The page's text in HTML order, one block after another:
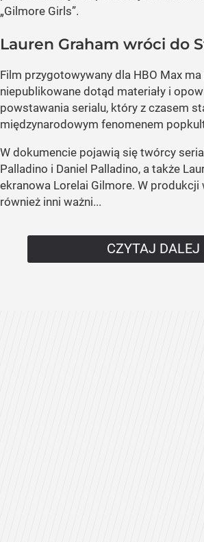
„Gilmore Girls”.
Lauren Graham wróci do
Film przygotowywany dla HBO Max
niepublikowane dotąd materiały i
powstawania serialu, który z czasem
międzynarodowym fenomenem
W dokumencie pojawią się twórcy
Palladino i Daniel Palladino, a także
ekranowa Lorelai Gilmore. W produkcji
również inni ważni...
CZYTAJ DALEJ